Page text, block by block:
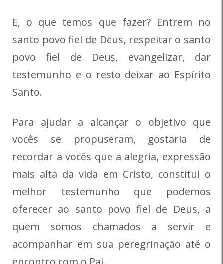
E, o que temos que fazer? Entrem no
santo povo fiel de Deus, respeitar o santo
povo fiel de Deus, evangelizar, dar
testemunho e o resto deixar ao Espírito
Santo.
Para ajudar a alcançar o objetivo que
vocês se propuseram, gostaria de
recordar a vocês que a alegria, expressão
mais alta da vida em Cristo, constitui o
melhor testemunho que podemos
oferecer ao santo povo fiel de Deus, a
quem somos chamados a servir e
acompanhar em sua peregrinação até o